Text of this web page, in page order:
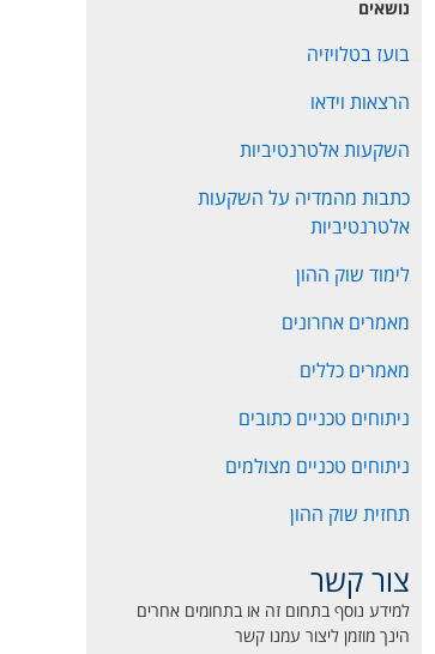
נושאים
בועז בטלויזיה
הרצאות וידאו
השקעות אלטרנטיביות
כתבות מהמדיה על השקעות
אלטרנטיביות
לימוד שוק ההון
מאמרים אחרונים
מאמרים כללים
ניתוחים טכניים כתובים
ניתוחים טכניים מצולמים
תחזית שוק ההון
צור קשר
למידע נוסף בתחום זה או בתחומים אחרים
הינך מוזמן ליצור עמנו קשר